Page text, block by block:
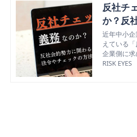
反社チ
か？反
法令や
説
近年中小
えている「
企業側に求
どこまで義
RISK EYES